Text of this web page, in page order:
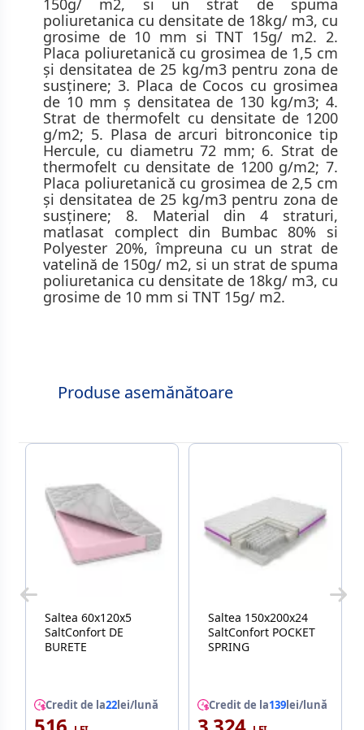
150g/ m2, si un strat de spuma
poliuretanica cu densitate de 18kg/ m3, cu
grosime de 10 mm si TNT 15g/ m2. 2.
Placa poliuretanică cu grosimea de 1,5 cm
şi densitatea de 25 kg/m3 pentru zona de
susţinere; 3. Placa de Cocos cu grosimea
de 10 mm ş densitatea de 130 kg/m3; 4.
Strat de thermofelt cu densitate de 1200
g/m2; 5. Plasa de arcuri bitronconice tip
Hercule, cu diametru 72 mm; 6. Strat de
thermofelt cu densitate de 1200 g/m2; 7.
Placa poliuretanică cu grosimea de 2,5 cm
şi densitatea de 25 kg/m3 pentru zona de
susţinere; 8. Material din 4 straturi,
matlasat complect din Bumbac 80% si
Polyester 20%, împreuna cu un strat de
vatelină de 150g/ m2, si un strat de spuma
poliuretanica cu densitate de 18kg/ m3, cu
grosime de 10 mm si TNT 15g/ m2.
Produse asemănătoare
Saltea 60x120x5
SaltConfort DE
BURETE
Credit de la22 lei/lună
Saltea 150x200x24
SaltConfort POCKET
SPRING
Credit de la139 lei/lună